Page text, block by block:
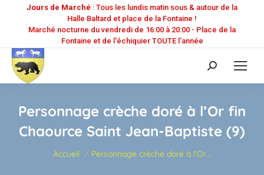
Jours de Marché : Tous les lundis matin sous & autour de la
Halle Baltard et place de la Fontaine !
Marché nocturne du vendredi de 16:00 à 20:00 - Place de la
Fontaine et de l'échiquier TOUTE l'année
Recherche
:
Personnage crèche doré à l’Or fin
Chaource Saint Jean-Baptiste (9)
Vous êtes ici :
Accueil Personnage crèche doré à l’Or…